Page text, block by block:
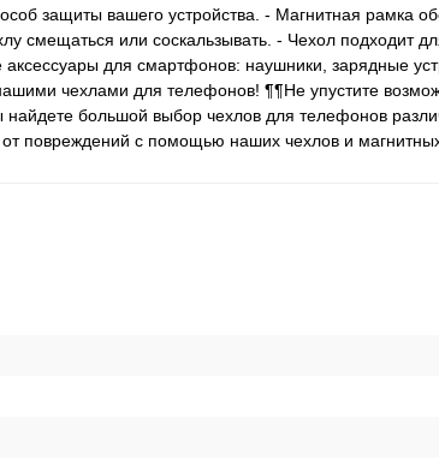
защиты вашего устройства. - Магнитная рамка
смещаться или соскальзывать. - Чехол подходит
для смартфонов: наушники, зарядные
чехлами для телефонов! ¶¶Не упустите
большой выбор чехлов для телефонов
от повреждений с помощью наших чехлов и